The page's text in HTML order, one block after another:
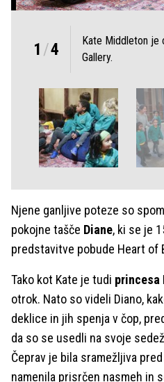
1 /4
Kate Middleton je
Gallery.
Njene ganljive poteze so
pokojne tašče Diane, ki se je
predstavitve pobude Heart of
Tako kot Kate je tudi princesa
otrok. Nato so videli Diano,
deklice in jih spenja v čop,
da so se usedli na svoje
Čeprav je bila sramežljiva
namenila prisrčen nasmeh in